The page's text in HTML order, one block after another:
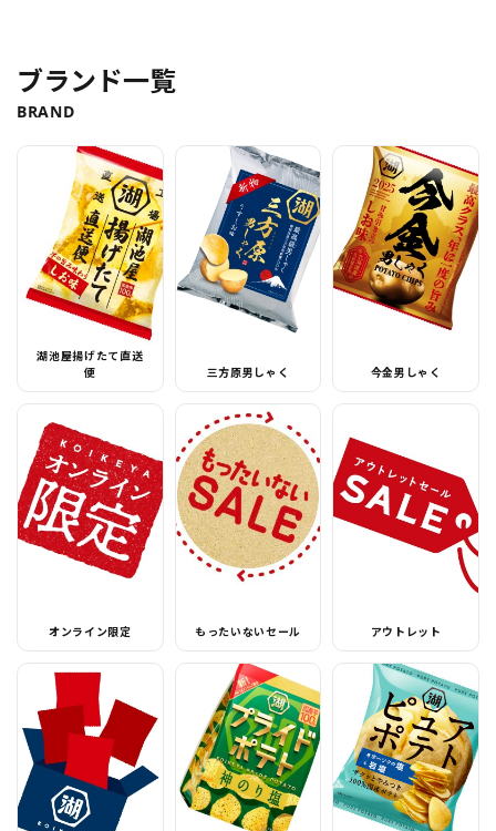
ブランド一覧
BRAND
湖池屋揚げたて直送
便
三方原男しゃく 今金男しゃく
オンライン限定 もったいないセール アウトレット